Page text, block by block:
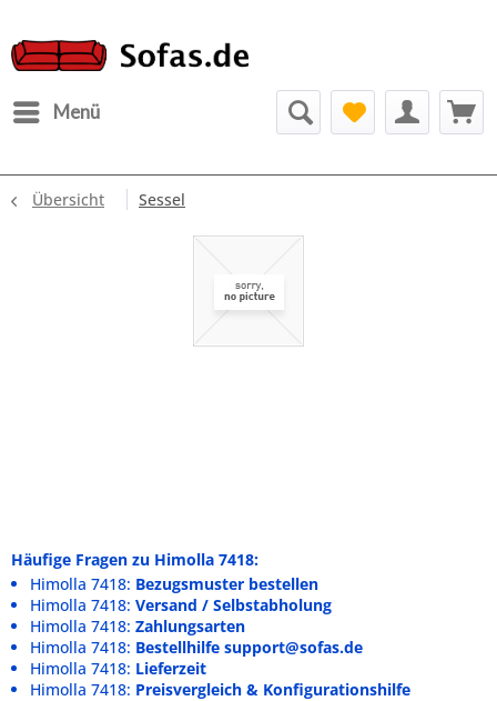
Menü
Übersicht Sessel
Häufige Fragen zu Himolla 7418:
Himolla 7418: Bezugsmuster bestellen
Himolla 7418: Versand / Selbstabholung
Himolla 7418: Zahlungsarten
Himolla 7418: Bestellhilfe support@sofas.de
Himolla 7418: Lieferzeit
Himolla 7418: Preisvergleich & Konfigurationshilfe